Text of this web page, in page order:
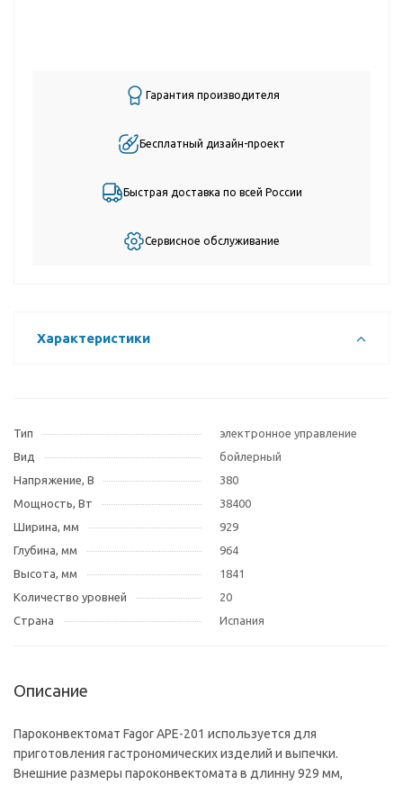
Гарантия производителя
Бесплатный дизайн-проект
Быстрая доставка по всей России
Сервисное обслуживание
Характеристики
Тип
электронное управление
Вид
бойлерный
Напряжение, В
380
Мощность, Вт
38400
Ширина, мм
929
Глубина, мм
964
Высота, мм
1841
Количество уровней
20
Страна
Испания
Описание
Пароконвектомат Fagor APE-201 используется для
приготовления гастрономических изделий и выпечки.
Внешние размеры пароконвектомата в длинну 929 мм,